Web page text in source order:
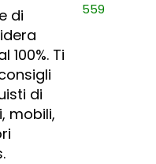
di
Ti
di
mobili,
559